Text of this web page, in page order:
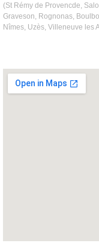
(St Rémy de Provencde,
Graveson, Rognonas,
Nîmes, Uzès, Villeneuve les